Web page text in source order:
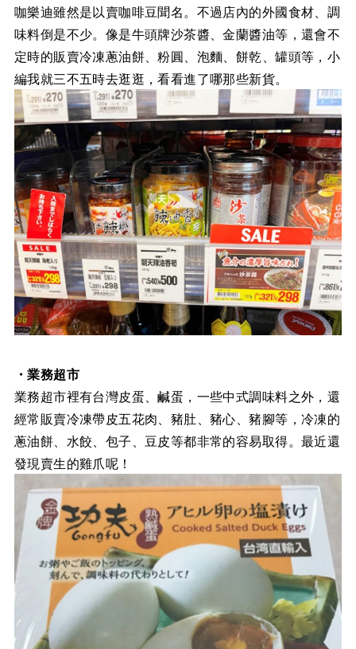
咖樂迪雖然是以賣咖啡豆聞名。不過店內的外國食材、調
味料倒是不少。像是牛頭牌沙茶醬、金蘭醬油等，還會不
定時的販賣冷凍蔥油餅、粉圓、泡麵、餅乾、罐頭等，小
編我就三不五時去逛逛，看看進了哪那些新貨。
・業務超市
業務超市裡有台灣皮蛋、鹹蛋，一些中式調味料之外，還
經常販賣冷凍帶皮五花肉、豬肚、豬心、豬腳等，冷凍的
蔥油餅、水餃、包子、豆皮等都非常的容易取得。最近還
發現賣生的雞爪呢！